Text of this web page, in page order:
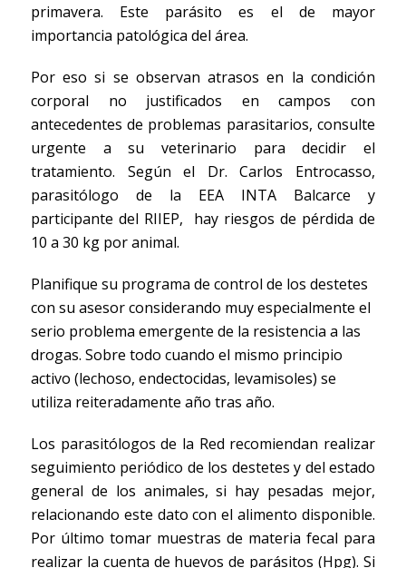
primavera. Este parásito es el de mayor
importancia patológica del área.
Por eso si se observan atrasos en la condición
corporal no justificados en campos con
antecedentes de problemas parasitarios, consulte
urgente a su veterinario para decidir el
tratamiento. Según el Dr. Carlos Entrocasso,
parasitólogo de la EEA INTA Balcarce y
participante del RIIEP, hay riesgos de pérdida de
10 a 30 kg por animal.
Planifique su programa de control de los destetes
con su asesor considerando muy especialmente el
serio problema emergente de la resistencia a las
drogas. Sobre todo cuando el mismo principio
activo (lechoso, endectocidas, levamisoles) se
utiliza reiteradamente año tras año.
Los parasitólogos de la Red recomiendan realizar
seguimiento periódico de los destetes y del estado
general de los animales, si hay pesadas mejor,
relacionando este dato con el alimento disponible.
Por último tomar muestras de materia fecal para
realizar la cuenta de huevos de parásitos (Hpg). Si